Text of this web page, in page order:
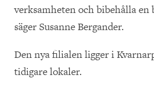
verksamheten och bibehålla en
säger Susanne Bergander.
Den nya filialen ligger i
tidigare lokaler.